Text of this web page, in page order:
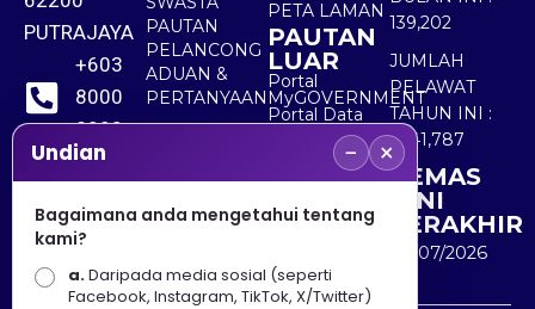
PUTRAJAYA
+603
8000
8000
+603
8891
7100
PAUTAN
PELANCONG
ADUAN &
PERTANYAAN
PETA LAMAN
PAUTAN
LUAR
Portal
MyGOVERNMENT
Portal Data
Terbuka
Sektor Awam
139,202
JUMLAH
PELAWAT
TAHUN INI :
5,541,787
KEMAS
KINI
TERAKHIR
30/07/2026
Undian − ×
Bagaimana anda mengetahui tentang
kami?
a.Daripada media sosial (seperti
Facebook, Instagram, TikTok, X/Twitter)